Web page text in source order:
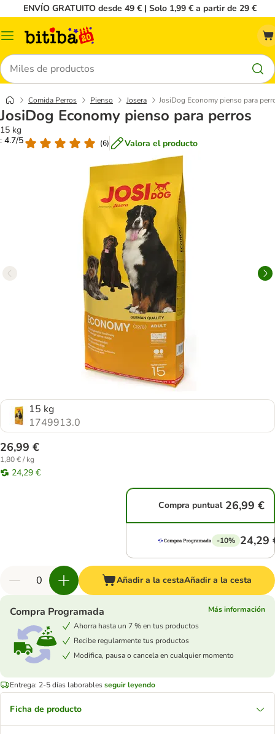
ENVÍO GRATUITO desde 49 € | Solo 1,99 € a partir de 29 €
Menú
Buscar
Comida Perros Pienso Josera JosiDog Economy pienso para
JosiDog Economy pienso para perros
15 kg
: 4.7/5
(6) Valora el producto
15 kg
1749913.0
26,99 €
1,80 € / kg
24,29 €
Compra puntual 26,99 €
-10% 24,29
Añadir a la cestaAñadir a la cesta
Compra Programada
Más información
Ahorra hasta un 7 % en tus productos
Recibe regularmente tus productos
Modifica, pausa o cancela en cualquier momento
Entrega: 2-5 días laborablesseguir leyendo
Ficha de producto